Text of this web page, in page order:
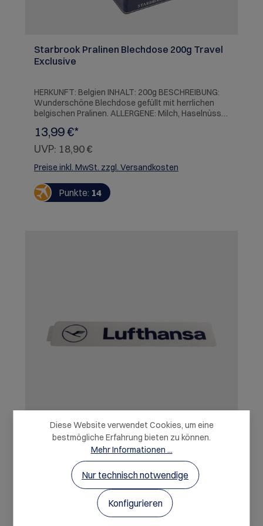
Starbrook Pralinen Blechdose 200g Travel
Exclusive
HERKUNFT: Belgien INHALT: 200g BESCHREIBUNG:
Wunderschöne Blechdose gefüllt mit herrlichen
belgischen Pralinen. ALLERGENE: Milch, Haselnüsse,
13,99 €*
UVP: 18,90 €
Preise inkl. MwSt. zzgl. Versandkosten
Punkte: 14
LH-Aufkleber rechteckig, transparent,
dunkelblauer Lufthansa Schriftzug
Unser LH-Logo Aufkleber ist ein Muss für Aviation-
Fans und Flugzeugbegeisterte – ein offizieller
Lufthansa-Lizenzartikel.
Diese Website verwendet Cookies, um eine
bestmögliche Erfahrung bieten zu können.
Mehr Informationen ...
Nur technisch notwendige
Konfigurieren